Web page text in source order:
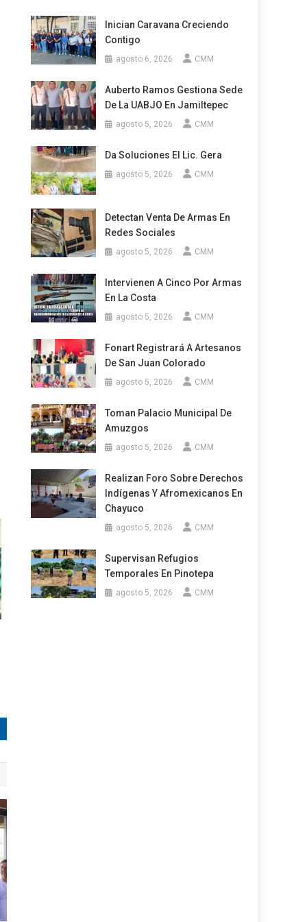
Inician Caravana Creciendo
Contigo
agosto 6, 2026 CMM
Auberto Ramos Gestiona Sede
De La UABJO En Jamiltepec
agosto 5, 2026 CMM
Da Soluciones El Lic. Gera
agosto 5, 2026 CMM
Detectan Venta De Armas En
Redes Sociales
agosto 5, 2026 CMM
Intervienen A Cinco Por Armas
En La Costa
agosto 5, 2026 CMM
Fonart Registrará A Artesanos
De San Juan Colorado
agosto 5, 2026 CMM
Toman Palacio Municipal De
Amuzgos
agosto 5, 2026 CMM
Realizan Foro Sobre Derechos
Indígenas Y Afromexicanos En
Chayuco
agosto 5, 2026 CMM
Supervisan Refugios
Temporales En Pinotepa
agosto 5, 2026 CMM